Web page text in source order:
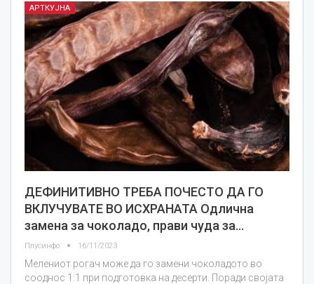
АРТКУЈНА
ДЕФИНИТИВНО ТРЕБА ПОЧЕСТО ДА ГО
ВКЛУЧУВАТЕ ВО ИСХРАНАТА Одлична
замена за чоколадо, прави чуда за…
Плусинфо 16/11/2023
Мелениот рогач може да го замени чоколадото во
сооднос 1:1 при подготовка на десерти. Поради својата